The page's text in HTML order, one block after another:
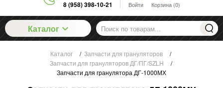
8 (958) 398-10-21
Войти Корзина (0)
Каталог
Каталог / Запчасти для грануляторов
/
Запчасти для грануляторов ДГ/ПГ/SZLH
/
Запчасти для гранулятора ДГ-1000МХ